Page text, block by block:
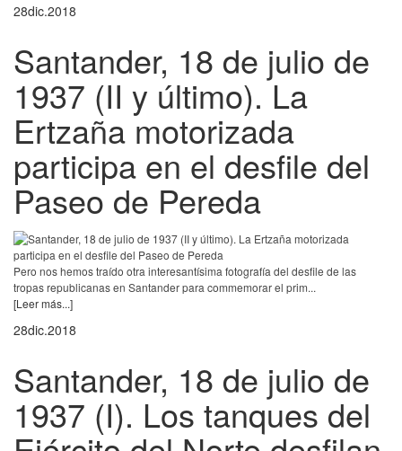
28dic.2018
Santander, 18 de julio de
1937 (II y último). La
Ertzaña motorizada
participa en el desfile del
Paseo de Pereda
Pero nos hemos traído otra interesantísima fotografía del desfile de las
tropas republicanas en Santander para commemorar el prim...
[Leer más...]
28dic.2018
Santander, 18 de julio de
1937 (I). Los tanques del